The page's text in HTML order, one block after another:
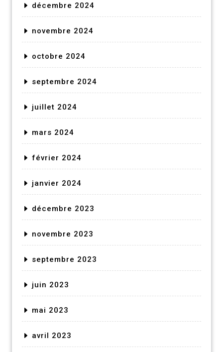
décembre 2024
novembre 2024
octobre 2024
septembre 2024
juillet 2024
mars 2024
février 2024
janvier 2024
décembre 2023
novembre 2023
septembre 2023
juin 2023
mai 2023
avril 2023